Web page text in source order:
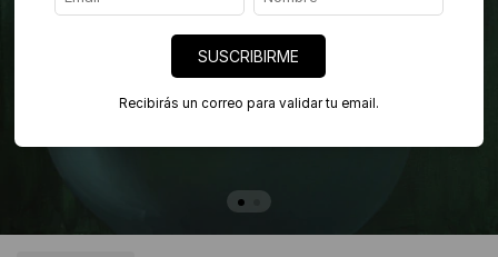
SUSCRIBIRME
Recibirás un correo para validar tu email.